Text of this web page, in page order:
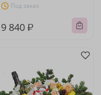
Под заказ
9 840 ₽